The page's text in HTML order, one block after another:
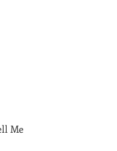
Me